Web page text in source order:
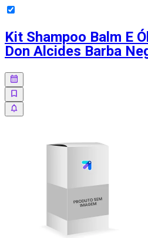
Kit Shampoo Balm E
Don Alcides Barba